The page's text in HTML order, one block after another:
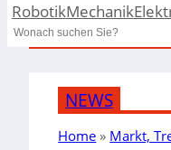
RobotikMechanik
Search
NEWS
Home » Markt,